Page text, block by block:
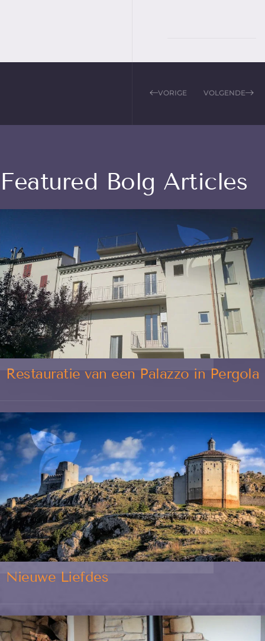
VORIGE VOLGENDE
Featured Bolg Articles
Restauratie van een Palazzo in Pergola
Nieuwe Liefdes